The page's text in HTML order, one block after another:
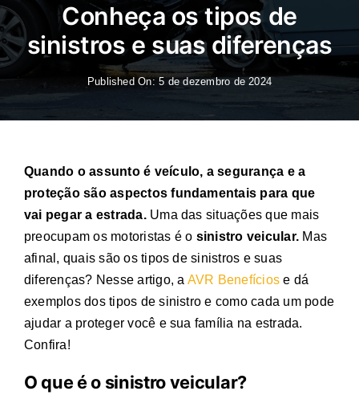
Conheça os tipos de
sinistros e suas diferenças
Published On: 5 de dezembro de 2024
Quando o assunto é veículo, a segurança e a
proteção são aspectos fundamentais para que
vai pegar a estrada.Uma das situações que mais
preocupam os motoristas é o sinistro veicular. Mas
afinal, quais são ostipos de sinistros e suas
diferenças? Nesse artigo, a AVR Benefíciose dá
exemplos dostipos de sinistroe como cada um pode
ajudar a proteger você e sua família na estrada.
Confira!
O que é o sinistro veicular?